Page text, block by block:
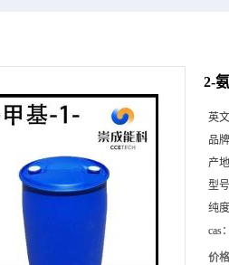
2-
英
品
产
型
纯
cas
价